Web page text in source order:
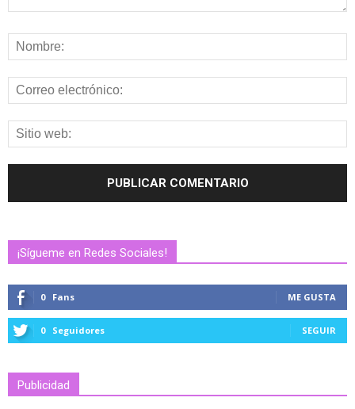
¡Sígueme en Redes Sociales!
0 Fans ME GUSTA
0 Seguidores SEGUIR
Publicidad